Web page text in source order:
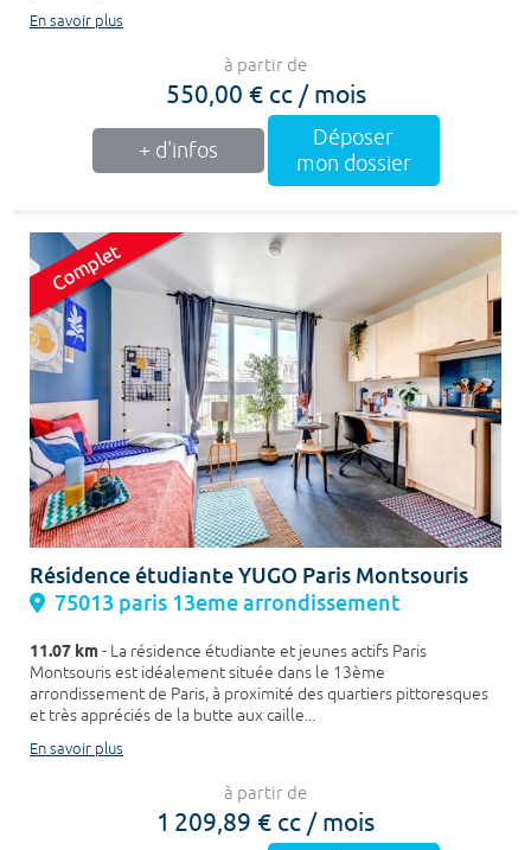
En savoir plus
à partir de
550,00 € cc / mois
+ d'infos
Déposer
mon dossier
Résidence étudiante YUGO Paris Montsouris
75013 paris 13eme arrondissement
11.07 km- La résidence étudiante et jeunes actifs Paris
Montsouris est idéalement située dans le 13ème
arrondissement de Paris, à proximité des quartiers pittoresques
et très appréciés de la butte aux caille...
En savoir plus
à partir de
1 209,89 € cc / mois